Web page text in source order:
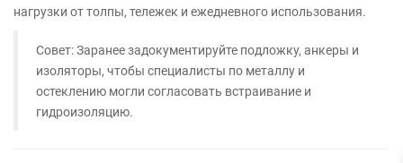
нагрузки от толпы, тележек и ежедневного использования.
Совет: Заранее задокументируйте подложку, анкеры и
изоляторы, чтобы специалисты по металлу и
остеклению могли согласовать встраивание и
гидроизоляцию.